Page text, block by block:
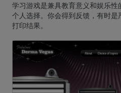
学习游戏是兼具教育意义和娱乐
个人选择。你会得到反馈，有时
打印结果。